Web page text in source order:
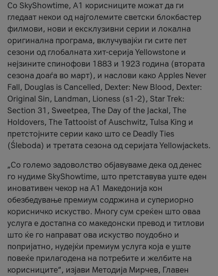
Со SkyShowtime, А1 корисниците можат да ги
гледаат некои од најголемите светски блокбастер
филмови, нови и ексклузивни серии и локална
оригинална програма, вклучувајќи ги сите пет
сезони од глобалната хит-серија Yellowstone и
нејзините спинофови 1883 и 1923 година (втората
сезона доаѓа во март), и наслови како Apples Never
Fall, Douglas is Cancelled, Dexter: New Blood, Dexter:
Original Sin, Landman, Lioness (s1-2), Star Trek:
Section 31, Sweetpea, The Day of the Jackal, The
Holdovers, The Tattooist of Auschwitz, Tulsa King и
претстојните серии како што се Deadly Ties
(Śleboda) и третата сезона од серијата Yellowjackets.
„Со големо задоволство објавуваме дека од денес
го нудиме SkyShowtime, што претставува уште еден
иновативен чекор на А1 Македонија кон
обезбедување премиум содржина и супериорно
корисничко искуство. Многу сум среќен што оваа
услуга е достапна со македонски превод и титлови
што ќе го направат ова искуство поудобно и
попријатно, нудејќи премиум услуга која е уште
повеќе прилагодена на потребите и желбите на
корисниците“, изјави Методија Мирчев, Главен